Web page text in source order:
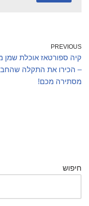
PREVIOUS
קיה ספורטאז אוכלת שמן
– הכירו את התקלה
מסתירה מכם!
חיפוש